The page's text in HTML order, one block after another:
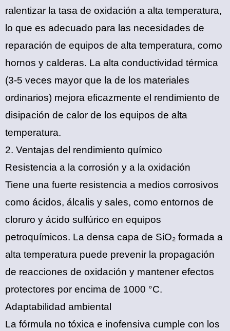
ralentizar la tasa de oxidación a alta temperatura,
lo que es adecuado para las necesidades de
reparación de equipos de alta temperatura, como
hornos y calderas. La alta conductividad térmica
(3-5 veces mayor que la de los materiales
ordinarios) mejora eficazmente el rendimiento de
disipación de calor de los equipos de alta
temperatura.
2. ‌Ventajas del rendimiento químico‌
‌Resistencia a la corrosión y a la oxidación‌
Tiene una fuerte resistencia a medios corrosivos
como ácidos, álcalis y sales, como entornos de
cloruro y ácido sulfúrico en equipos
petroquímicos. La densa capa de SiO₂ formada a
alta temperatura puede prevenir la propagación
de reacciones de oxidación y mantener efectos
protectores por encima de 1000 °C.
‌Adaptabilidad ambiental‌
La fórmula no tóxica e inofensiva cumple con los